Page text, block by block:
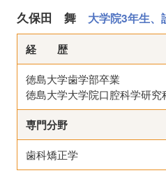
久保田 舞 大学院3年生、
経 歴
徳島大学歯学部卒業
徳島大学大学院口腔科学研究
専門分野
歯科矯正学